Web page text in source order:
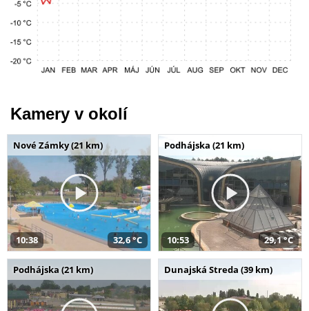
Kamery v okolí
Nové Zámky (21 km)
10:38 32,6 °C
Podhájska (21 km)
10:53 29,1 °C
Podhájska (21 km) Dunajská Streda (39 km)